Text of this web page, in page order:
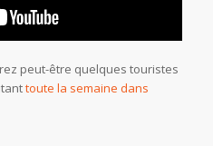
peut-être quelques touristes
toute la semaine dans